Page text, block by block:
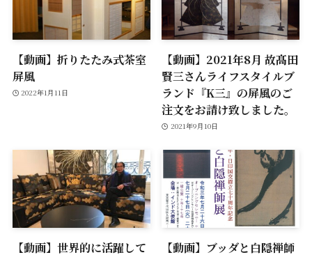
【動画】折りたたみ式茶室
屏風
2022年1月11日
【動画】2021年8月 故髙田
賢三さんライフスタイルブ
ランド『K三』の屏風のご
注文をお請け致しました。
2021年9月10日
【動画】世界的に活躍して
【動画】ブッダと白隠禅師